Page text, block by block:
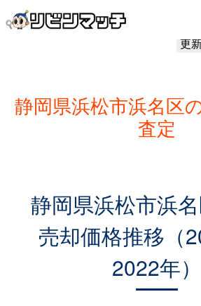
更
静岡県浜松市浜名区
査定
静岡県浜松市浜
売却価格推移（
2022年）